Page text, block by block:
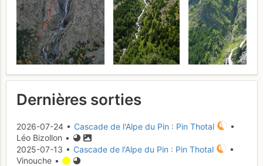
Dernières sorties
2026-07-24 • Cascade de l'Alpe du Pin : Pin Thotal
•
Léo Bizollon •
2025-07-13 • Cascade de l'Alpe du Pin : Pin Thotal
•
Vinouche •